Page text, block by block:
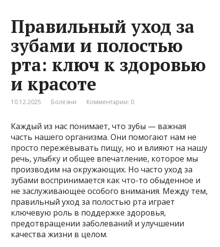
Правильный уход за
зубами и полостью
рта: ключ к здоровью
и красоте
10.12.2025 Болезни Комментарии: 0
Каждый из нас понимает, что зубы — важная
часть нашего организма. Они помогают нам не
просто пережёвывать пищу, но и влияют на нашу
речь, улыбку и общее впечатление, которое мы
производим на окружающих. Но часто уход за
зубами воспринимается как что-то обыденное и
не заслуживающее особого внимания. Между тем,
правильный уход за полостью рта играет
ключевую роль в поддержке здоровья,
предотвращении заболеваний и улучшении
качества жизни в целом.